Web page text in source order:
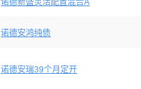
诺德新盛灵活配置混合A
诺德安鸿纯债
诺德安瑞39个月定开